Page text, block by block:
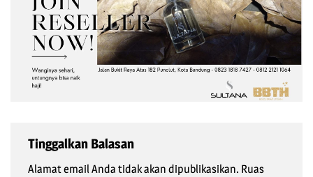
Tinggalkan Balasan
Alamat email Anda tidak akan dipublikasikan. Ruas